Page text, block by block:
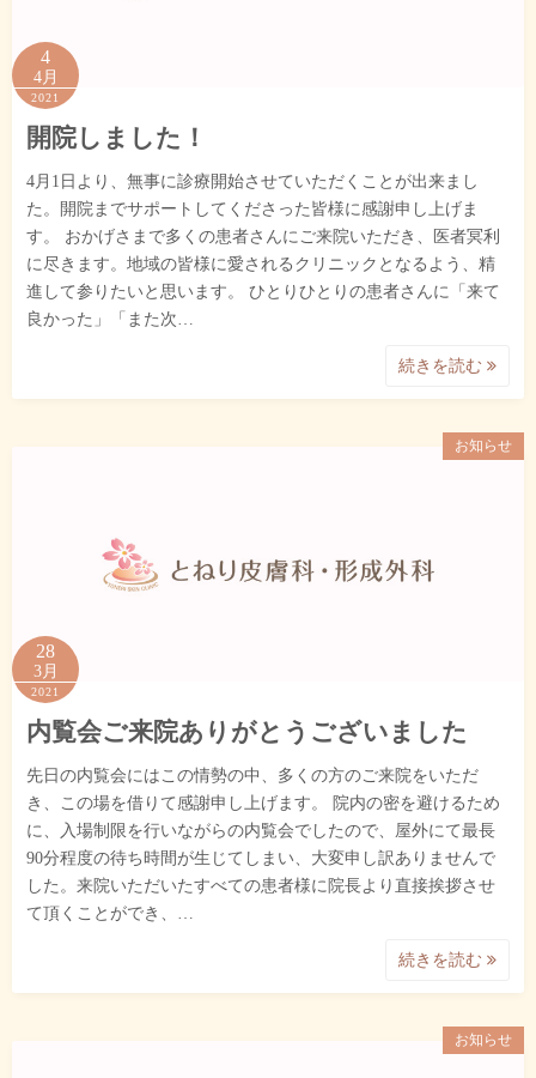
4
4月
2021
開院しました！
4月1日より、無事に診療開始させていただくことが出来まし
た。開院までサポートしてくださった皆様に感謝申し上げま
す。 おかげさまで多くの患者さんにご来院いただき、医者冥利
に尽きます。地域の皆様に愛されるクリニックとなるよう、精
進して参りたいと思います。 ひとりひとりの患者さんに「来て
良かった」「また次…
続きを読む
お知らせ
28
3月
2021
内覧会ご来院ありがとうございました
先日の内覧会にはこの情勢の中、多くの方のご来院をいただ
き、この場を借りて感謝申し上げます。 院内の密を避けるため
に、入場制限を行いながらの内覧会でしたので、屋外にて最長
90分程度の待ち時間が生じてしまい、大変申し訳ありませんで
した。来院いただいたすべての患者様に院長より直接挨拶させ
て頂くことができ、…
続きを読む
お知らせ